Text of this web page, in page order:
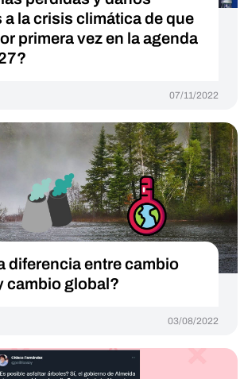
la crisis climática de que
primera vez en la agenda
07/11/2022
diferencia entre cambio
cambio global?
03/08/2022